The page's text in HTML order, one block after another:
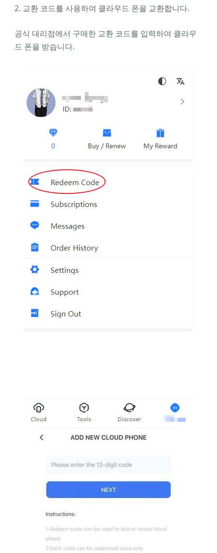
2. 교환 코드를 사용하여 클라우드 폰을 교환합니다.
공식 대리점에서 구매한 교환 코드를 입력하여 클라우
드 폰을 받습니다.